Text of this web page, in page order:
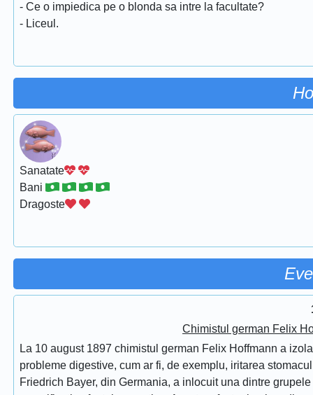
- Ce o impiedica pe o blonda sa intre la facultate?
- Liceul.
Sanatate
Bani
Dragoste
Chimistul german Felix
La 10 august 1897 chimistul german Felix Hoffmann a
probleme digestive, cum ar fi, de exemplu, iritarea
Friedrich Bayer, din Germania, a inlocuit una dintre